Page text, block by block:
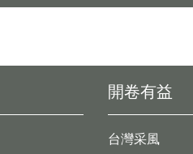
開卷有益
台灣采風